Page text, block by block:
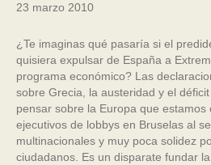
23 marzo 2010
¿Te imaginas qué pasaría si el
quisiera expulsar de España a
programa económico? Las
sobre Grecia, la austeridad y el
pensar sobre la Europa que
ejecutivos de lobbys en Bruselas al
multinacionales y muy poca solidez
ciudadanos. Es un disparate fundar